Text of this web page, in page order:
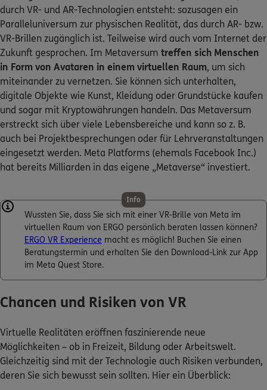
durch VR- und AR-Technologien entsteht: sozusagen ein
Paralleluniversum zur physischen Realität, das durch AR- bzw.
VR-Brillen zugänglich ist. Teilweise wird auch vom Internet der
Zukunft gesprochen. Im Metaversum treffen sich Menschen
in Form von Avataren in einem virtuellen Raum, um sich
miteinander zu vernetzen. Sie können sich unterhalten,
digitale Objekte wie Kunst, Kleidung oder Grundstücke kaufen
und sogar mit Kryptowährungen handeln. Das Metaversum
erstreckt sich über viele Lebensbereiche und kann so z. B.
auch bei Projektbesprechungen oder für Lehrveranstaltungen
eingesetzt werden. Meta Platforms (ehemals Facebook Inc.)
hat bereits Milliarden in das eigene „Metaverse“ investiert.
Info
Wussten Sie, dass Sie sich mit einer VR-Brille von Meta im
virtuellen Raum von ERGO persönlich beraten lassen können?
ERGO VR Experience macht es möglich! Buchen Sie einen
Beratungstermin und erhalten Sie den Download-Link zur App
im Meta Quest Store.
Chancen und Risiken von VR
Virtuelle Realitäten eröffnen faszinierende neue
Möglichkeiten – ob in Freizeit, Bildung oder Arbeitswelt.
Gleichzeitig sind mit der Technologie auch Risiken verbunden,
deren Sie sich bewusst sein sollten. Hier ein Überblick: